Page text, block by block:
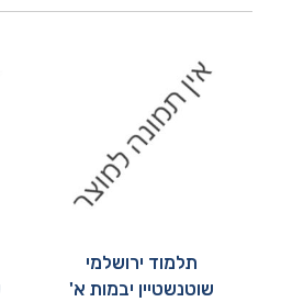
תלמוד ירושלמי
שוטנשטיין יבמות א'